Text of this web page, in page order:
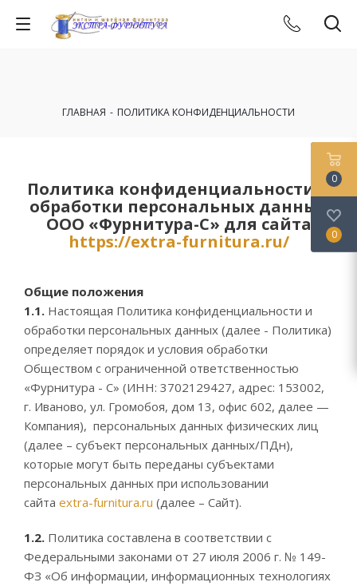
ГЛАВНАЯ - ПОЛИТИКА КОНФИДЕНЦИАЛЬНОСТИ
Политика конфиденциальности и
обработки персональных данных
ООО «Фурнитура-С» для сайта
https://extra-furnitura.ru/
Общие положения
1.1. Настоящая Политика конфиденциальности и
обработки персональных данных (далее - Политика)
определяет порядок и условия обработки
Обществом с ограниченной ответственностью
«Фурнитура - С» (ИНН: 3702129427, адрес: 153002,
г. Иваново, ул. Громобоя, дом 13, офис 602, далее —
Компания), персональных данных физических лиц
(далее – субъект персональных данных/ПДн),
которые могут быть переданы субъектами
персональных данных при использовании
сайта extra-furnitura.ru (далее – Сайт).
1.2. Политика составлена в соответствии с
Федеральными законами от 27 июля 2006 г. № 149-
ФЗ «Об информации, информационных технологиях
0
0